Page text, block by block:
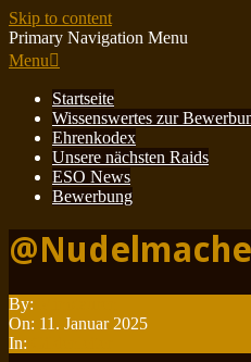
Skip to content
Primary Navigation Menu
Menu
Startseite
Wissenswertes zur
Ehrenkodex
Unsere nächsten Raids
ESO News
Bewerbung
By:
On: 11. Januar 2025
In: